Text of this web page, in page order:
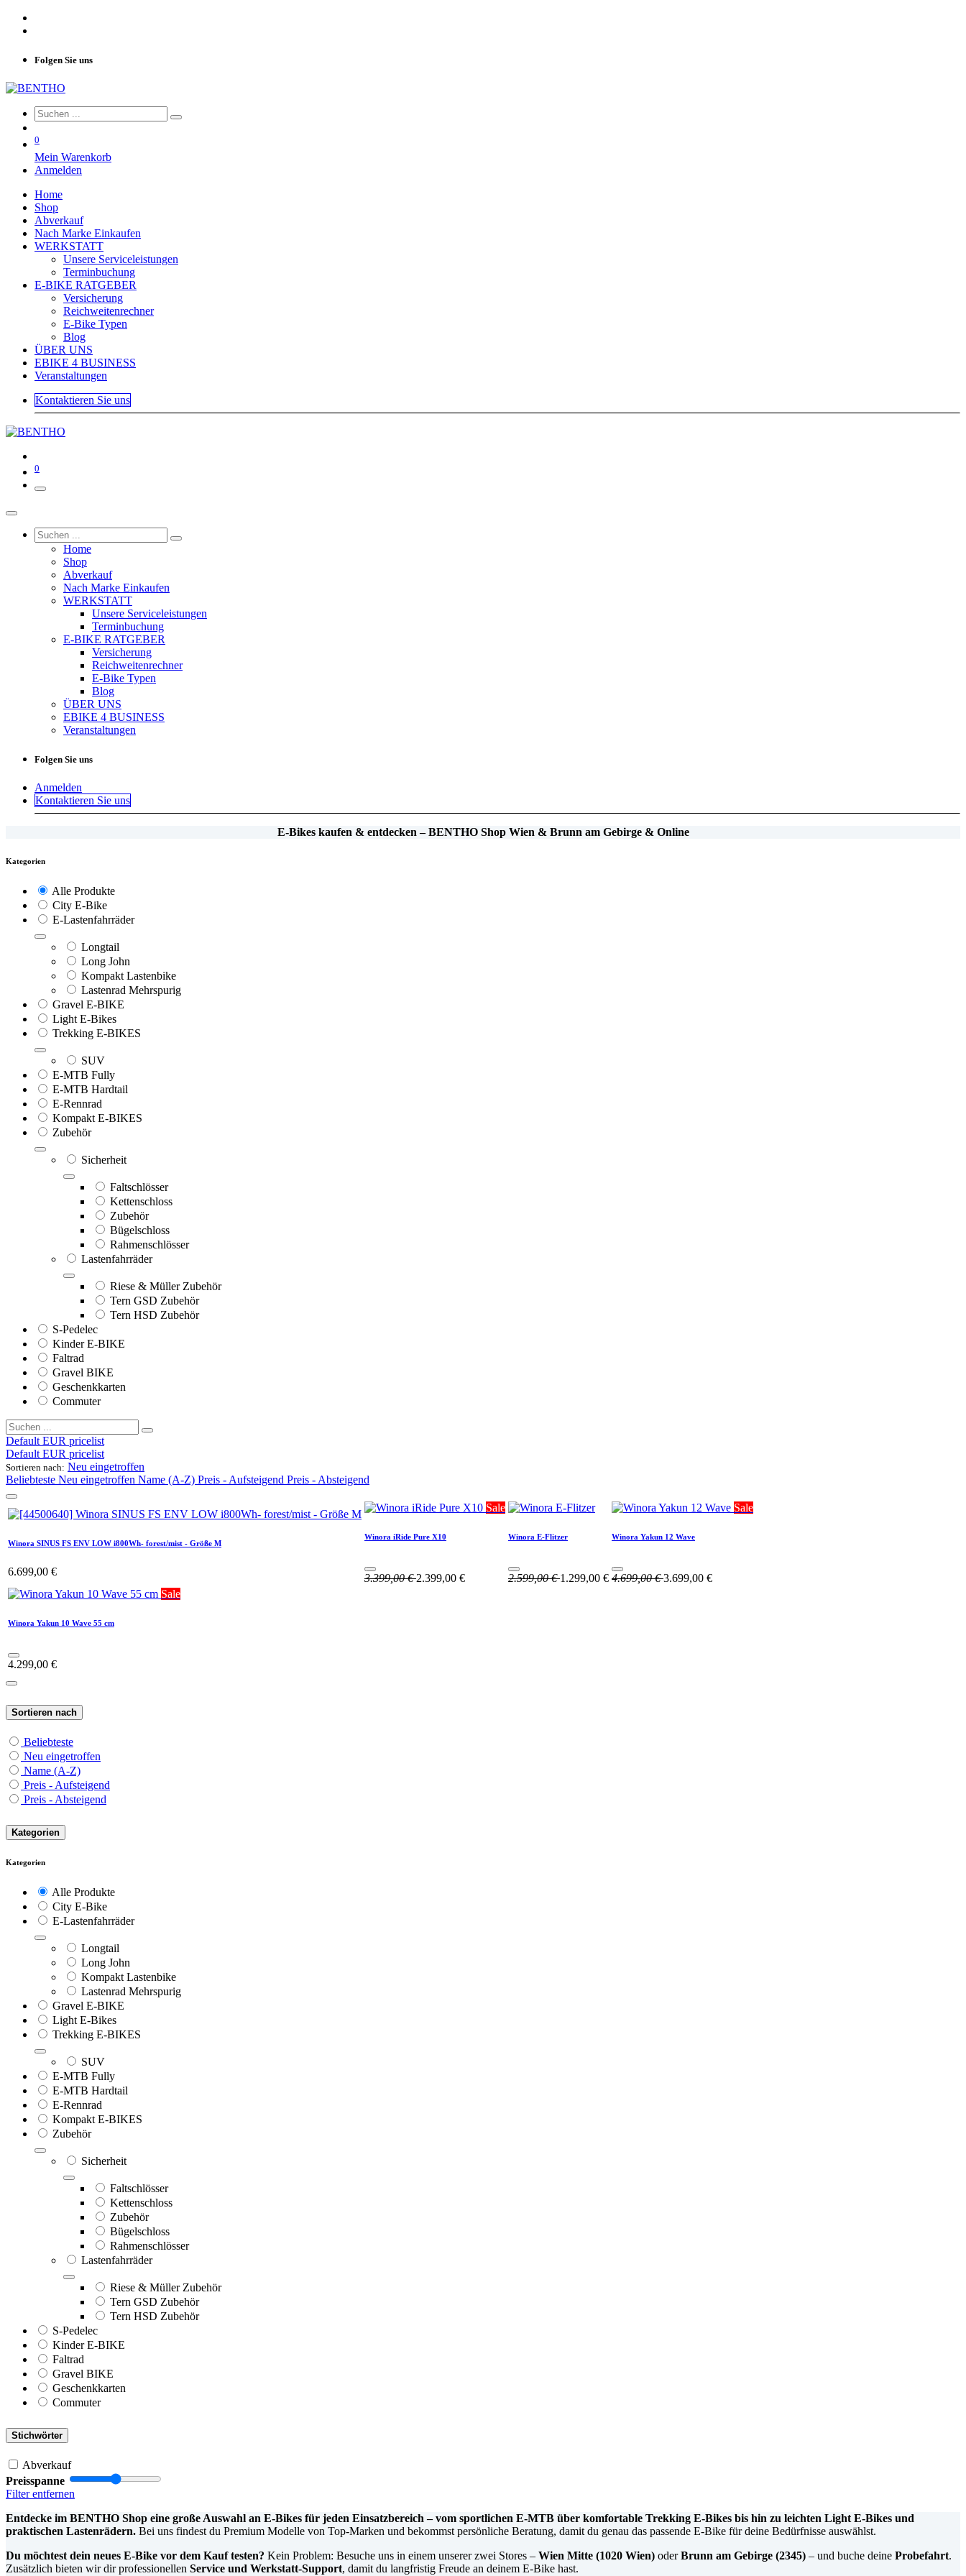
Folgen Sie uns
0
Mein Warenkorb
Anmelden
Home
Shop
Abverkauf
Nach Marke Einkaufen
WERKSTATT
Unsere Serviceleistungen
Terminbuchung
E-BIKE RATGEBER
Versicherung
Reichweitenrechner
E-Bike Typen
Blog
ÜBER UNS
EBIKE 4 BUSINESS
Veranstaltungen
Kontaktieren Sie uns
0
Home
Shop
Abverkauf
Nach Marke Einkaufen
WERKSTATT
Unsere Serviceleistungen
Terminbuchung
E-BIKE RATGEBER
Versicherung
Reichweitenrechner
E-Bike Typen
Blog
ÜBER UNS
EBIKE 4 BUSINESS
Veranstaltungen
Folgen Sie uns
Anmelden
Kontaktieren Sie uns
E-Bikes kaufen & entdecken – BENTHO Shop Wien & Brunn am Gebirge & Online
Kategorien
Alle Produkte
City E-Bike
E-Lastenfahrräder
Longtail
Long John
Kompakt Lastenbike
Lastenrad Mehrspurig
Gravel E-BIKE
Light E-Bikes
Trekking E-BIKES
SUV
E-MTB Fully
E-MTB Hardtail
E-Rennrad
Kompakt E-BIKES
Zubehör
Sicherheit
Faltschlösser
Kettenschloss
Zubehör
Bügelschloss
Rahmenschlösser
Lastenfahrräder
Riese & Müller Zubehör
Tern GSD Zubehör
Tern HSD Zubehör
S-Pedelec
Kinder E-BIKE
Faltrad
Gravel BIKE
Geschenkkarten
Commuter
Default EUR pricelist
Default EUR pricelist
Sortieren nach: Neu eingetroffen
Beliebteste Neu eingetroffen Name (A-Z) Preis - Aufsteigend Preis - Absteigend
Winora SINUS FS ENV LOW i800Wh- forest/mist - Größe M
6.699,00 €
Sale
Winora iRide Pure X10
3.399,00€ 2.399,00 €
Winora E-Flitzer
2.599,00€ 1.299,00 €
Sale
Winora Yakun 12 Wave
4.699,00€ 3.699,00 €
Sale
Winora Yakun 10 Wave 55 cm
4.299,00 €
Sortieren nach
Beliebteste
Neu eingetroffen
Name (A-Z)
Preis - Aufsteigend
Preis - Absteigend
Kategorien
Kategorien
Alle Produkte
City E-Bike
E-Lastenfahrräder
Longtail
Long John
Kompakt Lastenbike
Lastenrad Mehrspurig
Gravel E-BIKE
Light E-Bikes
Trekking E-BIKES
SUV
E-MTB Fully
E-MTB Hardtail
E-Rennrad
Kompakt E-BIKES
Zubehör
Sicherheit
Faltschlösser
Kettenschloss
Zubehör
Bügelschloss
Rahmenschlösser
Lastenfahrräder
Riese & Müller Zubehör
Tern GSD Zubehör
Tern HSD Zubehör
S-Pedelec
Kinder E-BIKE
Faltrad
Gravel BIKE
Geschenkkarten
Commuter
Stichwörter
Abverkauf
Preisspanne
Filter entfernen
Entdecke im BENTHO Shop eine große Auswahl an E-Bikes für jeden Einsatzbereich – vom sportlichen E-MTB über komfortable Trekking E-Bikes bis hin zu leichten Light E-Bikes und
praktischen Lastenrädern. Bei uns findest du Premium Modelle von Top-Marken und bekommst persönliche Beratung, damit du genau das passende E-Bike für deine Bedürfnisse auswählst.
Du möchtest dein neues E-Bike vor dem Kauf testen? Kein Problem: Besuche uns in einem unserer zwei Stores – Wien Mitte (1020 Wien) oderBrunn am Gebirge (2345) – und buche deine Probefahrt.
Zusätzlich bieten wir dir professionellen Service und Werkstatt-Support, damit du langfristig Freude an deinem E-Bike hast.